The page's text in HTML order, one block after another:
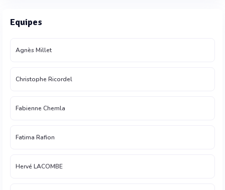
Equipes
Agnès Millet
Christophe Ricordel
Fabienne Chemla
Fatima Rafion
Hervé LACOMBE